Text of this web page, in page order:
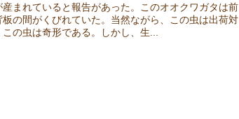
まれていると報告があった。このオオクワガタは前
の間がくびれていた。当然ながら、この虫は出荷対
の虫は奇形である。しかし、生...